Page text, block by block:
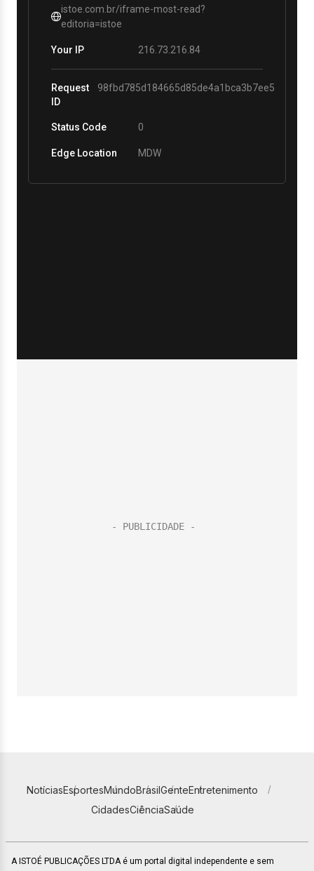
NotíciasEsportesMundoBrasilGenteEntretenimento
CidadesCiênciaSaúde
A ISTOÉ PUBLICAÇÕES LTDA é um portal digital independente e sem